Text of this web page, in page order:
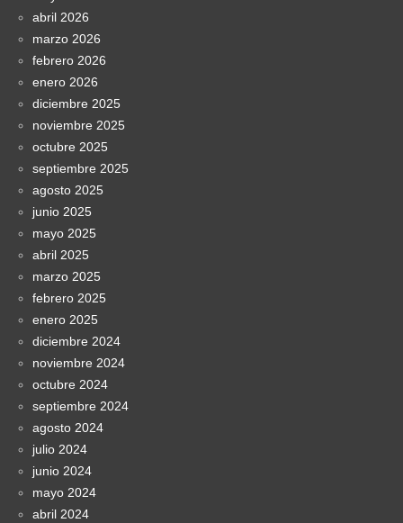
abril 2026
marzo 2026
febrero 2026
enero 2026
diciembre 2025
noviembre 2025
octubre 2025
septiembre 2025
agosto 2025
junio 2025
mayo 2025
abril 2025
marzo 2025
febrero 2025
enero 2025
diciembre 2024
noviembre 2024
octubre 2024
septiembre 2024
agosto 2024
julio 2024
junio 2024
mayo 2024
abril 2024